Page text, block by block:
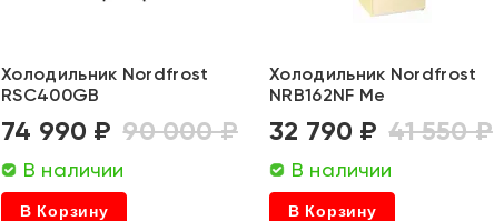
Холодильник Nordfrost
RSC400GB
74 990 ₽ 90 000 ₽
В наличии
В Корзину
Холодильник Nordfrost
NRB162NF Me
32 790 ₽ 41 550 ₽
В наличии
В Корзину